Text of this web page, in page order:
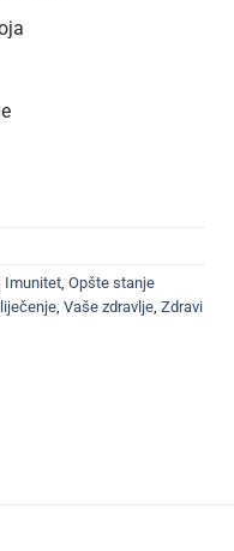
Imunitet, Opšte stanje
, Vaše zdravlje, Zdravi